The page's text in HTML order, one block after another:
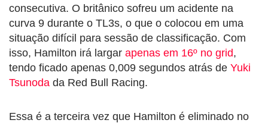
consecutiva. O britânico sofreu um acidente na
curva 9 durante o TL3s, o que o colocou em uma
situação difícil para sessão de classificação. Com
isso, Hamilton irá largar apenas em 16º no grid,
tendo ficado apenas 0,009 segundos atrás de Yuki
Tsunoda da Red Bull Racing.
Essa é a terceira vez que Hamilton é eliminado no